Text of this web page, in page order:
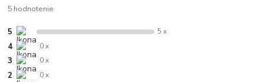
5 hodnotenie
5 5 x
4 0 x
3 0 x
2 0 x